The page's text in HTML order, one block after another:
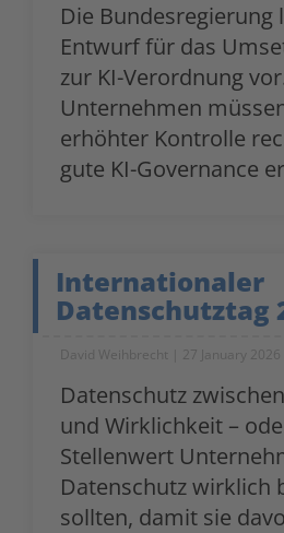
Die Bundesregierung
Entwurf für das
zur KI-Verordnung
Unternehmen
erhöhter Kontrolle
gute KI-Governance
Internationaler
Datenschutztag
David Weihbrecht 27 January 2026
Datenschutz
und Wirklichkeit –
Stellenwert
Datenschutz wirklich
sollten, damit sie